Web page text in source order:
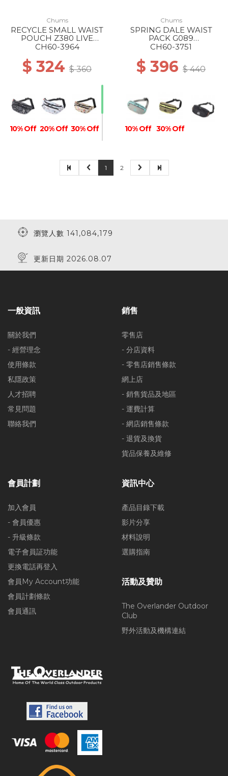
Chums
RECYCLE SMALL WAIST
POUCH Z380 LIVE
HOUSE
CH60-3964
$ 324 $ 360
10% Off 20% Off 30% Off
Chums
SPRING DALE WAIST
PACK G089
GRAY/TURQUOISE
CH60-3751
$ 396 $ 440
10% Off 30% Off
1 2
瀏覽人數 141,084,179
更新日期 2026.08.07
一般資訊
關於我們
- 經營理念
使用條款
私隱政策
人才招聘
常見問題
聯絡我們
銷售
零售店
- 分店資料
- 零售店銷售條款
網上店
- 銷售貨品及地區
- 運費計算
- 網店銷售條款
- 退貨及換貨
貨品保養及維修
會員計劃
加入會員
- 會員優惠
- 升級條款
電子會員証功能
更換電話再登入
會員My Account功能
會員計劃條款
會員通訊
資訊中心
產品目錄下載
影片分享
材料說明
選購指南
活動及贊助
The Overlander Outdoor
Club
野外活動及機構連結